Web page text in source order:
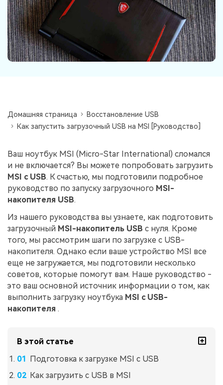
Информационный центр
НАЙТИ БОЛЬШЕ РЕШЕНИЙ
Домашняя страница
Восстановление USB
Как запустить загрузочный USB на MSI [Руководство]
Ваш ноутбук MSI (Micro-Star International) сломался
и не включается? Вы можете попробовать загрузить
MSI с USB. К счастью, мы подготовили подробное
руководство по запуску загрузочного MSI-
накопителя USB.
Из нашего руководства вы узнаете, как подготовить
загрузочный MSI-накопитель USB с нуля. Кроме
того, мы рассмотрим шаги по загрузке с USB-
накопителя. Однако если ваше устройство MSI все
еще не загружается, мы подготовили несколько
советов, которые помогут вам. Наше руководство -
это ваш основной источник информации о том, как
выполнить загрузку ноутбука MSI с USB-
накопителя .
В этой статье
Подготовка к загрузке MSI с USB
Как загрузить с USB в MSI